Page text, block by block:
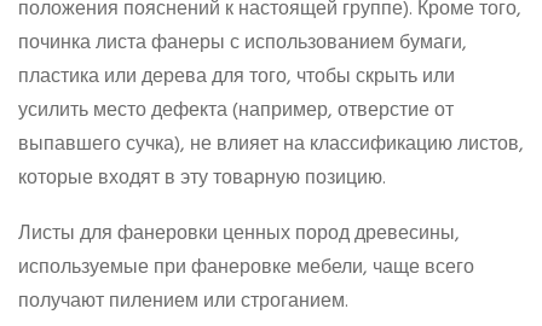
положения пояснений к настоящей группе). Кроме того,
починка листа фанеры с использованием бумаги,
пластика или дерева для того, чтобы скрыть или
усилить место дефекта (например, отверстие от
выпавшего сучка), не влияет на классификацию листов,
которые входят в эту товарную позицию.
Листы для фанеровки ценных пород древесины,
используемые при фанеровке мебели, чаще всего
получают пилением или строганием.